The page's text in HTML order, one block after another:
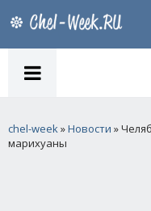
chel-week»Новости »
марихуаны